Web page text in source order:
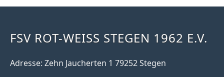
FSV ROT-WEISS STEGEN 1962 E.V.
Adresse: Zehn Jaucherten 1 79252 Stegen